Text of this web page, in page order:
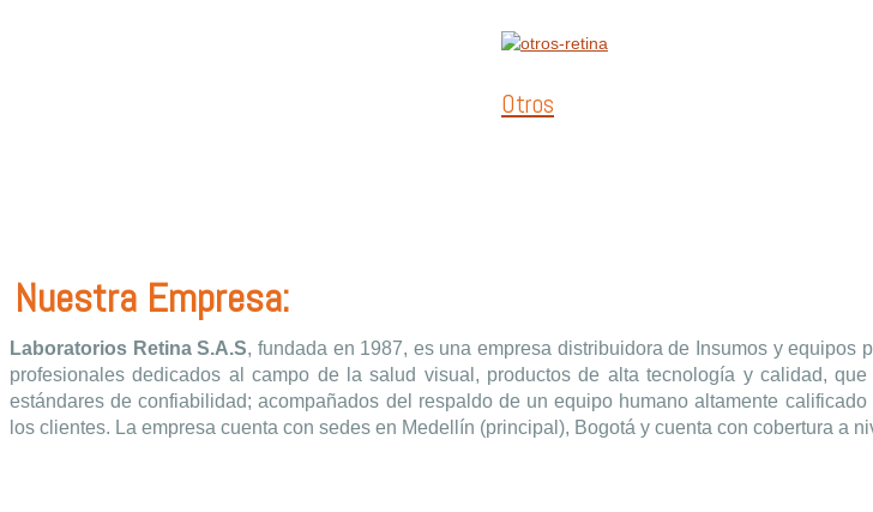
Otros
Nuestra Empresa:
Laboratorios Retina S.A.S, fundada en 1987, es una empresa distribuidora de Insumos y
profesionales dedicados al campo de la salud visual, productos de alta tecnología y calidad,
estándares de confiabilidad; acompañados del respaldo de un equipo humano altamente
los clientes. La empresa cuenta con sedes en Medellín (principal), Bogotá y cuenta con cobertura a